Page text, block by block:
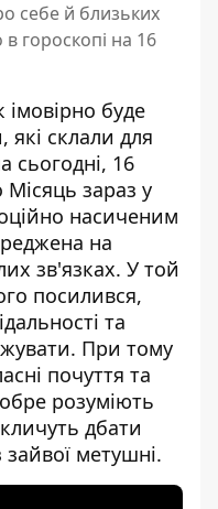
себе й близьких
гороскопі на 16
імовірно буде
склали для
сьогодні, 16
зараз у
насиченим
на
зв'язках. У той
посилився,
та
При тому
почуття та
розуміють
дбати
метушні.